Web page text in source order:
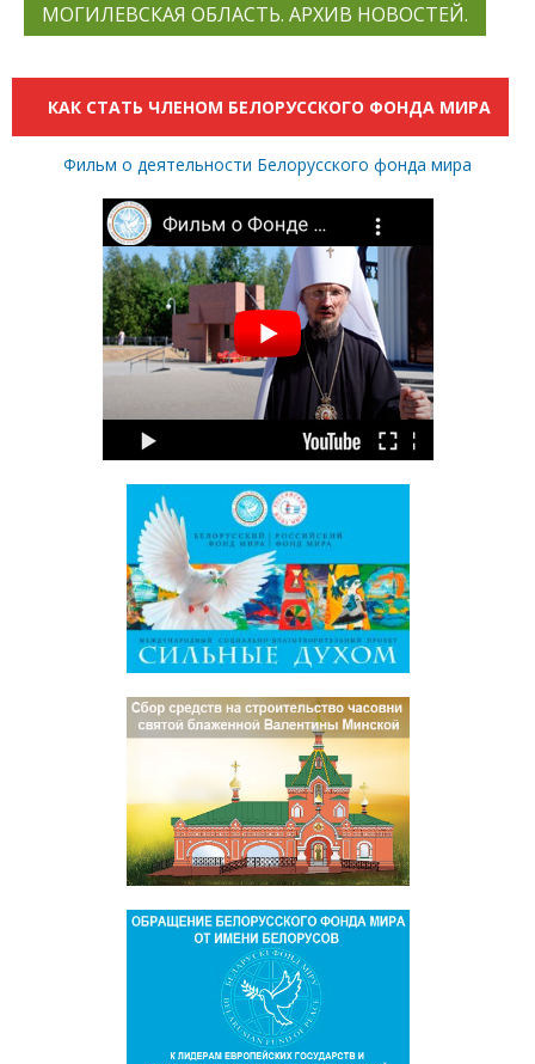
МОГИЛЕВСКАЯ ОБЛАСТЬ. АРХИВ НОВОСТЕЙ.
КАК СТАТЬ ЧЛЕНОМ БЕЛОРУССКОГО ФОНДА МИРА
Фильм о деятельности Белорусского фонда мира